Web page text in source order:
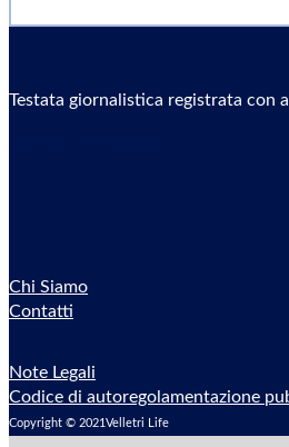
Testata giornalistica registrata con
Chi Siamo
Contatti
Note Legali
Codice di autoregolamentazione
Copyright © 2021Velletri Life